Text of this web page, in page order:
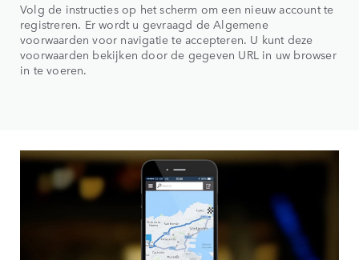
Volg de instructies op het scherm om een nieuw account te
registreren. Er wordt u gevraagd de Algemene
voorwaarden voor navigatie te accepteren. U kunt deze
voorwaarden bekijken door de gegeven URL in uw browser
in te voeren.